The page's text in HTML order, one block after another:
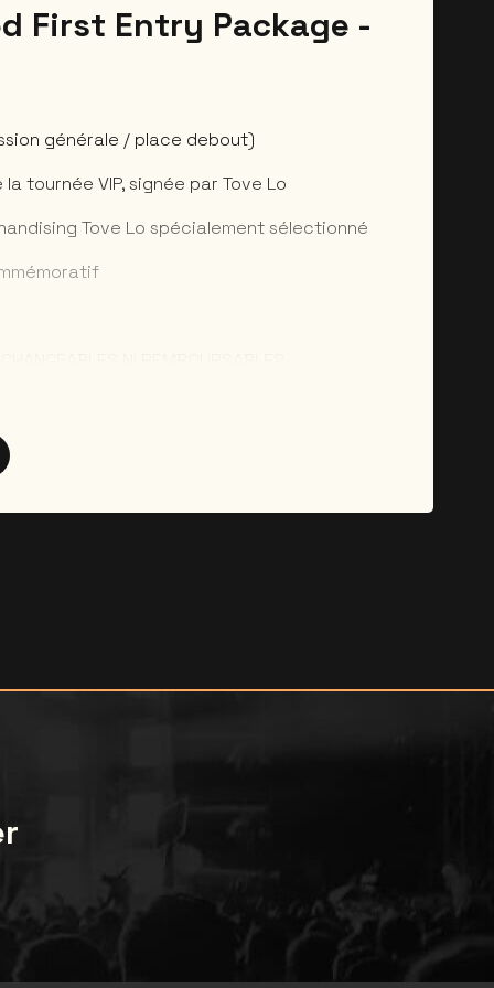
First Entry Package -
générale / place debout)
tournée VIP, signée par Tove Lo
Tove Lo spécialement sélectionné
possibles uniquement dans le cas d’une
Les changements de noms ne sont
clients devront se présenter en personne
d’identité afin de retirer le contenu de leur
le concert.